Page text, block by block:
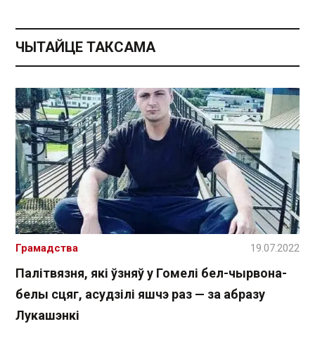
ЧЫТАЙЦЕ ТАКСАМА
Палітвязня, які ўзняў у Гомелі бел-чырвона-
белы сцяг, асудзілі яшчэ раз — за абразу
Лукашэнкі
Грамадства 19.07.2022